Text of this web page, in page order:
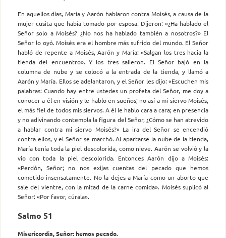
En aquellos días, María y Aarón hablaron contra Moisés, a causa de la
mujer cusita que había tomado por esposa. Dijeron: «¿Ha hablado el
Señor solo a Moisés? ¿No nos ha hablado también a nosotros?» El
Señor lo oyó. Moisés era el hombre más sufrido del mundo. El Señor
habló de repente a Moisés, Aarón y María: «Salgan los tres hacia la
tienda del encuentro». Y los tres salieron. El Señor bajó en la
columna de nube y se colocó a la entrada de la tienda, y llamó a
Aarón y María. Ellos se adelantaron, y el Señor les dijo: «Escuchen mis
palabras: Cuando hay entre ustedes un profeta del Señor, me doy a
conocer a él en visión y le hablo en sueños; no así a mi siervo Moisés,
el más fiel de todos mis siervos. A él le hablo cara a cara; en presencia
y no adivinando contempla la figura del Señor, ¿Cómo se han atrevido
a hablar contra mi siervo Moisés?» La ira del Señor se encendió
contra ellos, y el Señor se marchó. Al apartarse la nube de la tienda,
María tenía toda la piel descolorida, como nieve. Aarón se volvió y la
vio con toda la piel descolorida. Entonces Aarón dijo a Moisés:
«Perdón, Señor; no nos exijas cuentas del pecado que hemos
cometido insensatamente. No la dejes a María como un aborto que
sale del vientre, con la mitad de la carne comida». Moisés suplicó al
Señor: «Por favor, cúrala».
Salmo 51
Misericordia, Señor: hemos pecado.